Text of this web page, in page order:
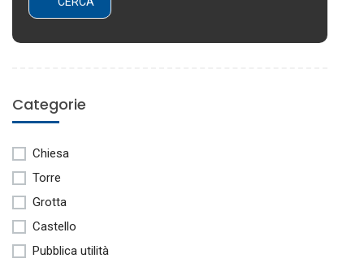
Categorie
Chiesa
Torre
Grotta
Castello
Pubblica utilità